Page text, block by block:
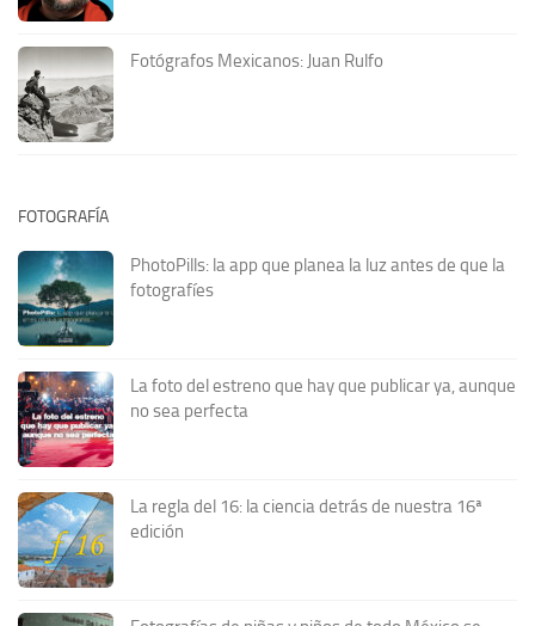
Fotógrafos Mexicanos: Juan Rulfo
FOTOGRAFÍA
PhotoPills: la app que planea la luz antes de que la
fotografíes
La foto del estreno que hay que publicar ya, aunque
no sea perfecta
La regla del 16: la ciencia detrás de nuestra 16ª
edición